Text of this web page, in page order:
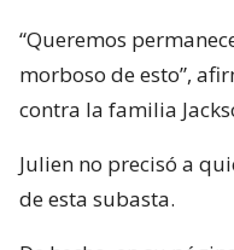
“Queremos
morboso de esto”,
contra la familia
Julien no precisó a
de esta subasta.